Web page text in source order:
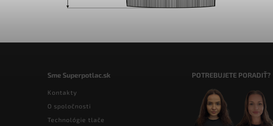
Sme Superpotlac.sk
Kontakty
O spoločnosti
Technológie tlače
POTREBUJETE PORADIŤ?